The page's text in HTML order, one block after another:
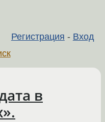
Регистрация - Вход
в